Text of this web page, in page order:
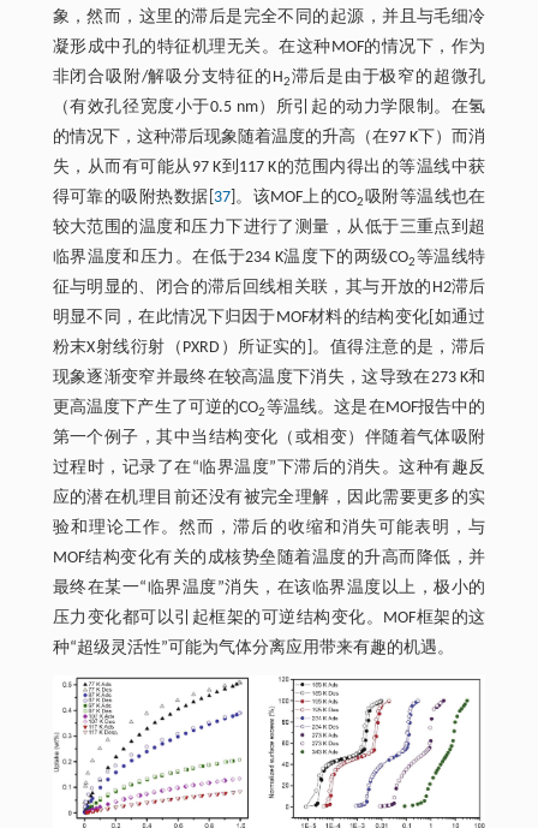
象，然而，这里的滞后是完全不同的起源，并且与毛细冷
凝形成中孔的特征机理无关。在这种MOF的情况下，作为
非闭合吸附/解吸分支特征的H2滞后是由于极窄的超微孔
（有效孔径宽度小于0.5 nm）所引起的动力学限制。在氢
的情况下，这种滞后现象随着温度的升高（在97 K下）而消
失，从而有可能从97 K到117 K的范围内得出的等温线中获
得可靠的吸附热数据[ 37]。该MOF上的CO2吸附等温线也在
较大范围的温度和压力下进行了测量，从低于三重点到超
临界温度和压力。在低于234 K温度下的两级CO2等温线特
征与明显的、闭合的滞后回线相关联，其与开放的H2滞后
明显不同，在此情况下归因于MOF材料的结构变化[如通过
粉末X射线衍射（PXRD）所证实的]。值得注意的是，滞后
现象逐渐变窄并最终在较高温度下消失，这导致在273 K和
更高温度下产生了可逆的CO2等温线。这是在MOF报告中的
第一个例子，其中当结构变化（或相变）伴随着气体吸附
过程时，记录了在“临界温度”下滞后的消失。这种有趣反
应的潜在机理目前还没有被完全理解，因此需要更多的实
验和理论工作。然而，滞后的收缩和消失可能表明，与
MOF结构变化有关的成核势垒随着温度的升高而降低，并
最终在某一“临界温度”消失，在该临界温度以上，极小的
压力变化都可以引起框架的可逆结构变化。MOF框架的这
种“超级灵活性”可能为气体分离应用带来有趣的机遇。